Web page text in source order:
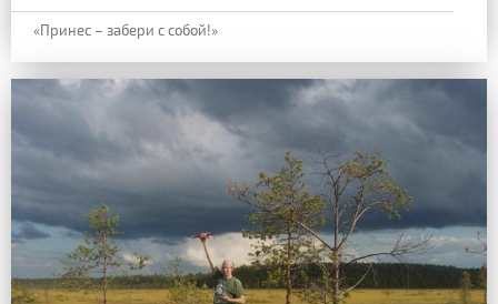
«Принес – забери с собой!»